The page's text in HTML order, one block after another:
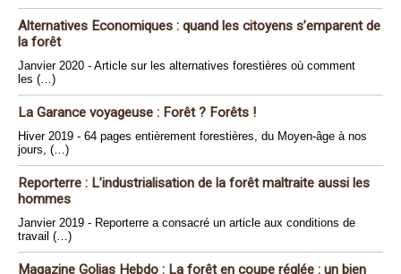
Alternatives Economiques : quand les citoyens s’emparent de
la forêt
Janvier 2020 - Article sur les alternatives forestières où comment
les (…)
La Garance voyageuse : Forêt ? Forêts !
Hiver 2019 - 64 pages entièrement forestières, du Moyen-âge à nos
jours, (…)
Reporterre : L’industrialisation de la forêt maltraite aussi les
hommes
Janvier 2019 - Reporterre a consacré un article aux conditions de
travail (…)
Magazine Golias Hebdo : La forêt en coupe réglée : un bien